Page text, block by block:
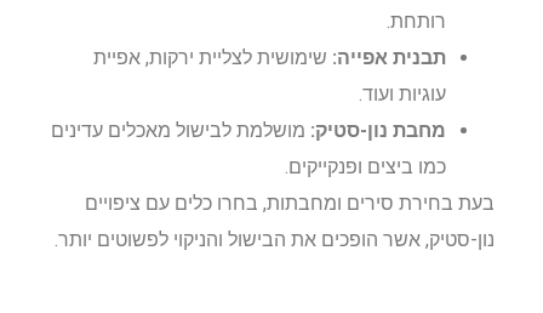
רותחת.
תבנית אפייה:שימושית לצליית ירקות, אפיית
עוגיות ועוד.
מחבת נון-סטיק:מושלמת לבישול מאכלים עדינים
כמו ביצים ופנקייקים.
בעת בחירת סירים ומחבתות, בחרו כלים עם ציפויים
נון-סטיק, אשר הופכים את הבישול והניקוי לפשוטים יותר.